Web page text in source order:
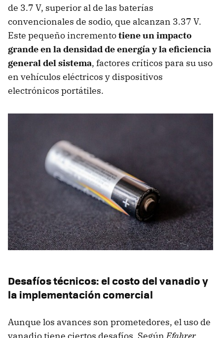
de 3.7 V, superior al de las baterías
convencionales de sodio, que alcanzan 3.37 V.
Este pequeño incrementotiene un impacto
grande en la densidad de energía y la eficiencia
general del sistema, factores críticos para su uso
en vehículos eléctricos y dispositivos
electrónicos portátiles.
Desafíos técnicos: el costo del vanadio y
la implementación comercial
Aunque los avances son prometedores, el uso de